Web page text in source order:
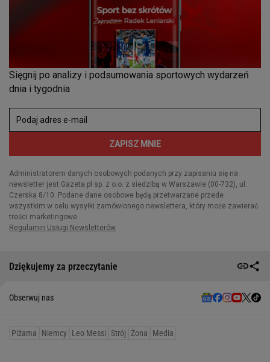
Dziękujemy za przeczytanie
Obserwuj nas
Piżama Niemcy Leo Messi Strój Żona Media